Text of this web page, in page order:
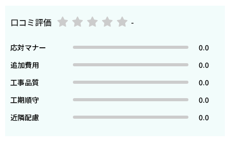
口コミ評価 -
応対マナー
0.0
追加費用
0.0
工事品質
0.0
工期順守
0.0
近隣配慮
0.0